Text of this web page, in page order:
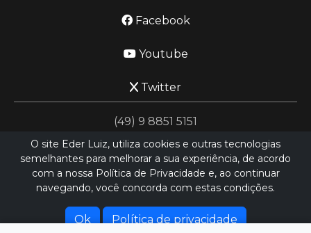
Facebook
Youtube
Twitter
(49) 9 8851 5151
jornalismo@ederluiz.com.vc
Hospedado porHEXIO CLOUD
O site Eder Luiz, utiliza cookies e outras tecnologias
semelhantes para melhorar a sua experiência, de acordo
com a nossa Política de Privacidade e, ao continuar
navegando, você concorda com estas condições.
Ok Política de privacidade